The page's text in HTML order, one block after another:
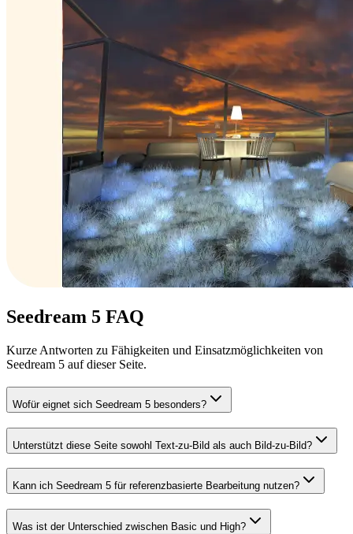
Seedream 5 FAQ
Kurze Antworten zu Fähigkeiten und Einsatzmöglichkeiten von
Seedream 5 auf dieser Seite.
Wofür eignet sich Seedream 5 besonders?
Unterstützt diese Seite sowohl Text-zu-Bild als auch Bild-zu-Bild?
Kann ich Seedream 5 für referenzbasierte Bearbeitung nutzen?
Was ist der Unterschied zwischen Basic und High?